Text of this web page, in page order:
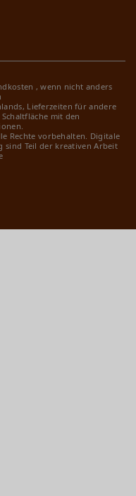
, wenn nicht anders
Lieferzeiten für andere
mit den
Rechte vorbehalten. Digitale
sind Teil der kreativen Arbeit